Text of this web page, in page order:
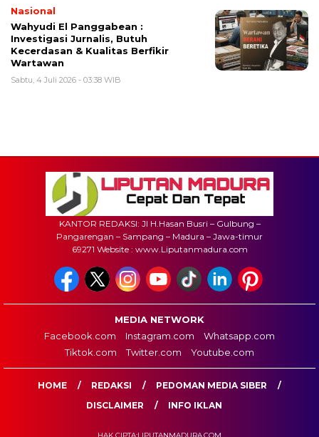
Nasional
Wahyudi El Panggabean :
Investigasi Jurnalis, Butuh
Kecerdasan & Kualitas Berfikir
Wartawan
Sabtu, 4 Juli 2026 - 03:38 WIB
KANTOR REDAKSI: Jl H.Hasan Busri – Gulbung –
Pangarengan – Sampang – Madura – Jawa-timur
69271 Website : www.Liputanmadura.com
MEDIA NETWORK
Facebook.com
Instagram.com
Whatsapp.com
Tiktok.com
Twitter.com Youtube.com
HOME REDAKSI
PEDOMAN MEDIA SIBER
DISCLAIMER
INFO IKLAN